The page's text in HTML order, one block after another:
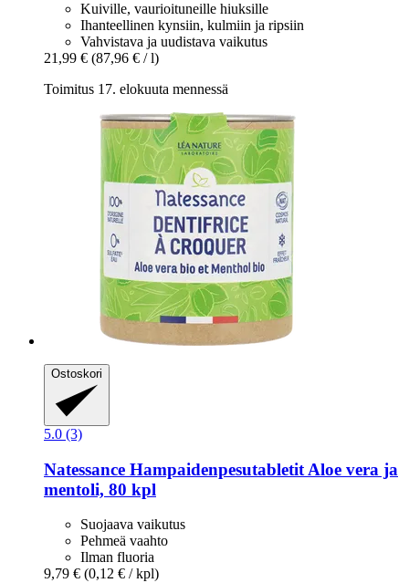
Kuiville, vaurioituneille hiuksille
Ihanteellinen kynsiin, kulmiin ja ripsiin
Vahvistava ja uudistava vaikutus
21,99 € (87,96 € / l)
Toimitus 17. elokuuta mennessä
Ostoskori
5.0 (3)
Natessance Hampaidenpesutabletit Aloe vera ja
mentoli, 80 kpl
Suojaava vaikutus
Pehmeä vaahto
Ilman fluoria
9,79 € (0,12 € / kpl)